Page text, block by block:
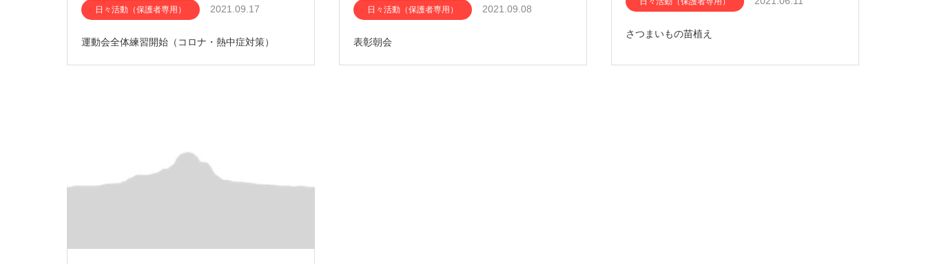
日々活動（保護者専用） 2021.09.17
運動会全体練習開始（コロナ・熱中症対策）
日々活動（保護者専用） 2021.09.08
表彰朝会
さつまいもの苗植え